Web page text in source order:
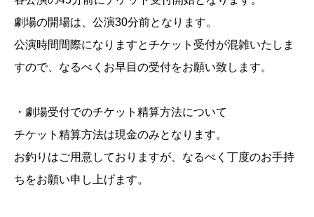
劇場の開場は、公演30分前となります。
公演時間間際になりますとチケット受付が混雑いたしま
すので、なるべくお早目の受付をお願い致します。
・劇場受付でのチケット精算方法について
チケット精算方法は現金のみとなります。
お釣りはご用意しておりますが、なるべく丁度のお手持
ちをお願い申し上げます。